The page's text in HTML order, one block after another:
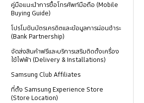
คู่มือแนะนำการซื้อโทรศัพท์มือถือ (Mobile
Buying Guide)
โปรโมชันบัตรเครดิตและข้อมูลการผ่อนชำระ
(Bank Partnership)
จัดส่งสินค้าฟรีและบริการเสริมติดตั้งเครื่อง
ใช้ไฟฟ้า (Delivery & Installations)
Samsung Club Affiliates
ที่ตั้ง Samsung Experience Store
(Store Location)